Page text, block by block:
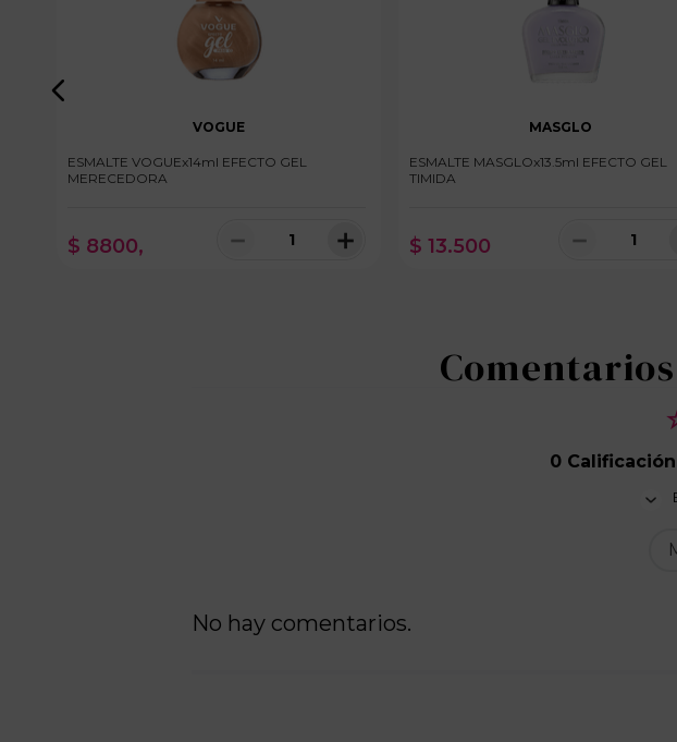
VOGUE
ESMALTE VOGUEx14ml EFECTO GEL
MERECEDORA
$ 8800, ＋
－
MASGLO
ESMALTE MASGLOx13.5ml EFECTO GEL
TIMIDA
$ 13.500 －
0
No hay comentarios.